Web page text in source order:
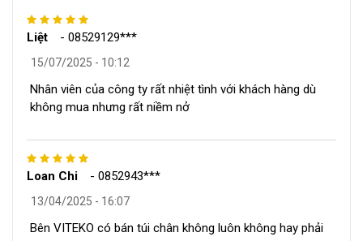
Liệt - 08529129***
15/07/2025 - 10:12
Nhân viên của công ty rất nhiệt tình với khách hàng dù
không mua nhưng rất niềm nở
Loan Chi - 0852943***
13/04/2025 - 16:07
Bên VITEKO có bán túi chân không luôn không hay phải